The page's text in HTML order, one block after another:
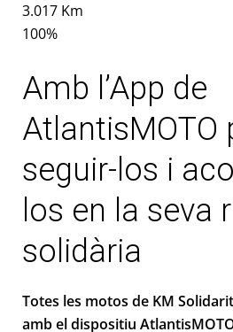
3.017 Km
100%
Amb l’App de
AtlantisMOTO
seguir-los i
los en la seva
solidària
Totes les motos de KM
amb el dispositiu